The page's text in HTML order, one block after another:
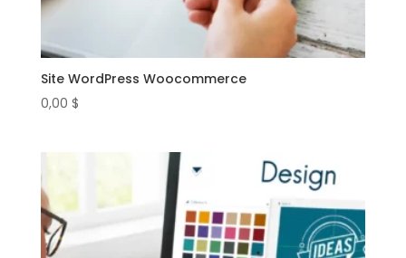
Site WordPress Woocommerce
0,00 $